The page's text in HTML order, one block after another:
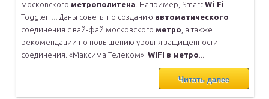
московского метрополитена . Например, Smart Wi-Fi
Toggler.
Даны советы по созданию автоматического
соединения с вай-фай московского метро , а также
рекомендации по повышению уровня защищенности
соединения. «Максима Телеком»: WIFI в метро
Читать далее